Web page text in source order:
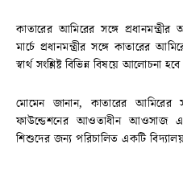
কাতারের আমিরের সঙ্গে
মার্চে প্রধানমন্ত্রীর সঙ্গে কাতারের
স্বার্থ সংশ্লিষ্ট বিভিন্ন বিষয়ে আলোচনা
মোমেন জানান, কাতারের আমিরের
ফাউন্ডেশনের আওতাধীন আওসাজ
শিশুদের জন্য পরিচালিত একটি